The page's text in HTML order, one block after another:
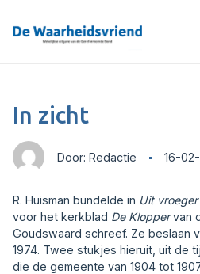
In zicht
Door: Redactie 16-
R. Huisman bundelde in Uit
voor het kerkblad De Kloppervan
Goudswaard schreef. Ze beslaan
1974. Twee stukjes hieruit, uit de
die de gemeente van 1904 tot